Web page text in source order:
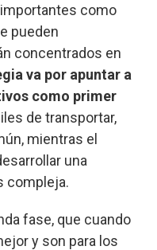
como
pueden
concentrados en
va por apuntar a
como primer
de transportar,
mientras el
una
compleja.
fase, que cuando
y son para los